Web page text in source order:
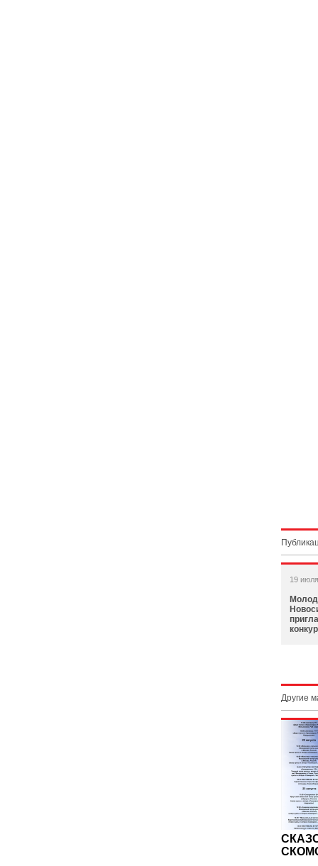
19
Другие